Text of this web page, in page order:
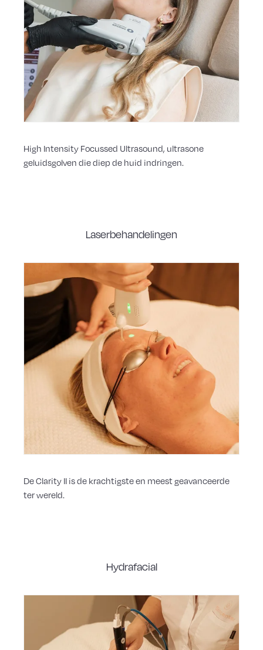
High Intensity Focussed Ultrasound, ultrasone
geluidsgolven die diep de huid indringen.
Laserbehandelingen
De Clarity II is de krachtigste en meest geavanceerde
ter wereld.
Hydrafacial